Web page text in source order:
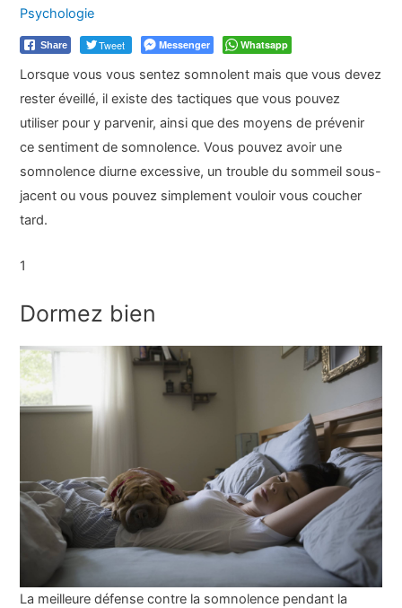
Psychologie
Share Tweet Messenger Whatsapp
Lorsque vous vous sentez somnolent mais que vous devez
rester éveillé, il existe des tactiques que vous pouvez
utiliser pour y parvenir, ainsi que des moyens de prévenir
ce sentiment de somnolence. Vous pouvez avoir une
somnolence diurne excessive, un trouble du sommeil sous-
jacent ou vous pouvez simplement vouloir vous coucher
tard.
1
Dormez bien
La meilleure défense contre la somnolence pendant la